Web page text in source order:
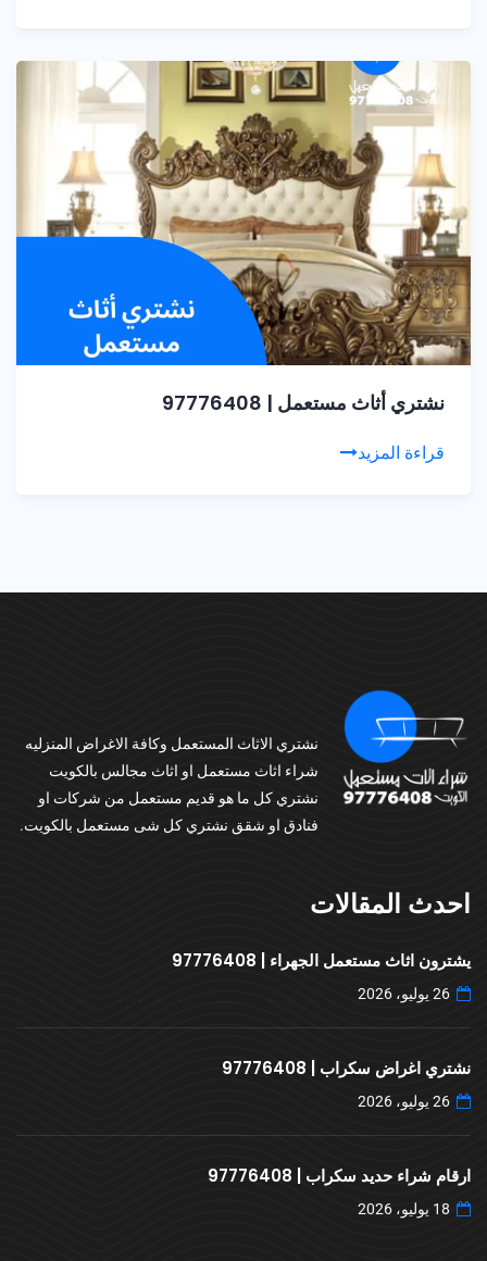
نشتري أثاث مستعمل | 97776408
قراءة المزيد
نشتري الاثاث المستعمل وكافة الاغراض المنزليه
شراء اثاث مستعمل او اثاث مجالس بالكويت
نشتري كل ما هو قديم مستعمل من شركات او
فنادق او شقق نشتري كل شى مستعمل بالكويت.
احدث المقالات
يشترون اثاث مستعمل الجهراء | 97776408
26 يوليو، 2026
نشتري اغراض سكراب | 97776408
26 يوليو، 2026
ارقام شراء حديد سكراب | 97776408
18 يوليو، 2026